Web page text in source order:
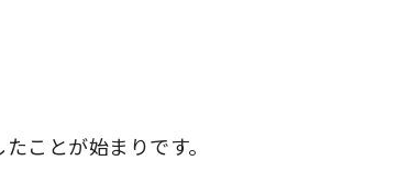
ことが始まりです。